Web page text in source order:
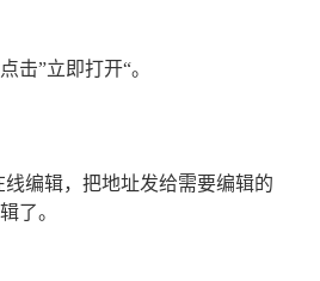
击”立即打开“。
编辑，把地址发给需要编辑的
了。